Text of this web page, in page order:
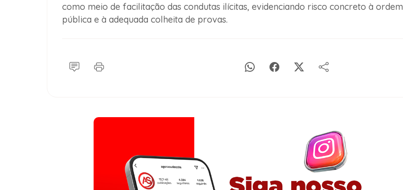
como meio de facilitação das condutas ilícitas, evidenciando risco concreto à ordem
pública e à adequada colheita de provas.